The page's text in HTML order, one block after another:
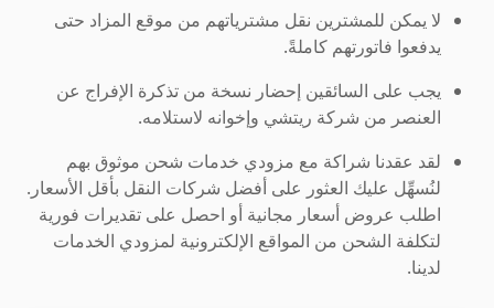
لا يمكن للمشترين نقل مشترياتهم من موقع المزاد حتى
يدفعوا فاتورتهم كاملةً.
يجب على السائقين إحضار نسخة من تذكرة الإفراج عن
العنصر من شركة ريتشي وإخوانه لاستلامه.
لقد عقدنا شراكة مع مزودي خدمات شحن موثوق بهم
لنُسهِّل عليك العثور على أفضل شركات النقل بأقل الأسعار.
اطلب عروض أسعار مجانية أو احصل على تقديرات فورية
لتكلفة الشحن من المواقع الإلكترونية لمزودي الخدمات
لدينا.